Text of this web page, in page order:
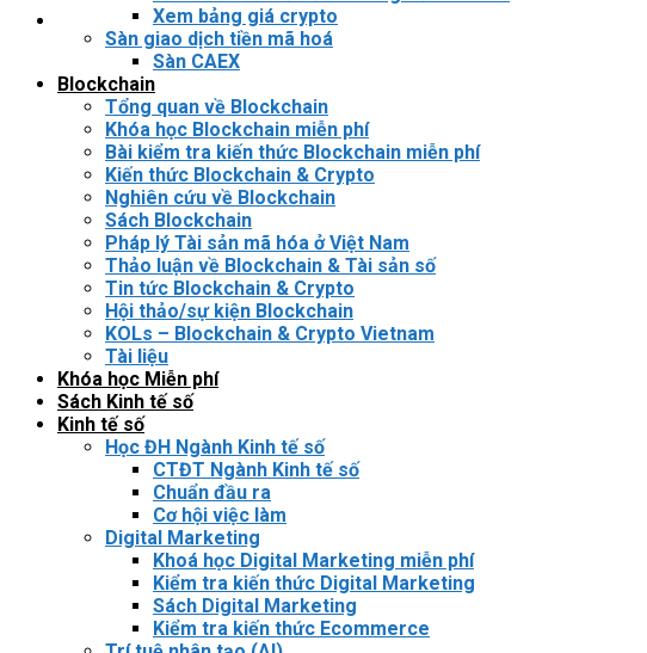
Xem bảng giá crypto
Sàn giao dịch tiền mã hoá
Sàn CAEX
Blockchain
Tổng quan về Blockchain
Khóa học Blockchain miễn phí
Bài kiểm tra kiến thức Blockchain miễn phí
Kiến thức Blockchain & Crypto
Nghiên cứu về Blockchain
Sách Blockchain
Pháp lý Tài sản mã hóa ở Việt Nam
Thảo luận về Blockchain & Tài sản số
Tin tức Blockchain & Crypto
Hội thảo/sự kiện Blockchain
KOLs – Blockchain & Crypto Vietnam
Tài liệu
Khóa học Miễn phí
Sách Kinh tế số
Kinh tế số
Học ĐH Ngành Kinh tế số
CTĐT Ngành Kinh tế số
Chuẩn đầu ra
Cơ hội việc làm
Digital Marketing
Khoá học Digital Marketing miễn phí
Kiểm tra kiến thức Digital Marketing
Sách Digital Marketing
Kiểm tra kiến thức Ecommerce